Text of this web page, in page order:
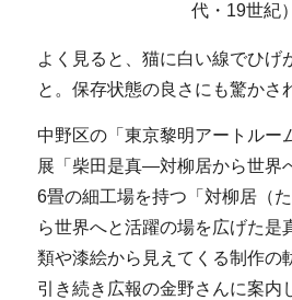
代・19世紀）
よく見ると、猫に白い線でひげ
と。保存状態の良さにも驚かさ
中野区の「東京黎明アートルー
展「柴田是真―対柳居から世界
6畳の細工場を持つ「対柳居（
ら世界へと活躍の場を広げた是
類や漆絵から見えてくる制作の
引き続き広報の金野さんに案内